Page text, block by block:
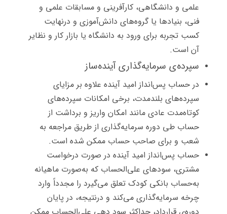
علمی و دانشگاهی، کارآفرینی و مسابقات علمی و
فنی، بنیادها یا گروه‌های دانش‌آموزی و درنهایت
کسب تجربه برای ورود به دانشگاه یا بازار کار و نظایر
آن است.
سپرده‌ی سرمایه‌گذاری آینده‌ساز
در حساب پس‌انداز امید آینده علاوه بر مزایای
سپرده‌های بلندمدت، برخی امکانات سپرده‌های
کوتاه‌مدت عادی مانند امکان واریز و برداشت از
حساب طی دوره سرمایه‌گذاری از طریق مراجعه به
شعب و برای صاحب حساب ممکن شده است.
حساب پس‌انداز امید آینده در صورت درخواست
مشتری، سودهای علی‌الحساب که به‌صورت ماهیانه
به‌حساب بانکی کودک تعلق می‌گیرد را مجدداً وارد
چرخه سرمایه‌گذاری می‌کند و درنتیجه، در پایان